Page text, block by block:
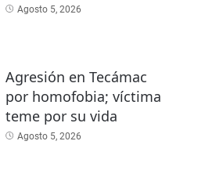
Agosto 5, 2026
Agresión en Tecámac
por homofobia; víctima
teme por su vida
Agosto 5, 2026